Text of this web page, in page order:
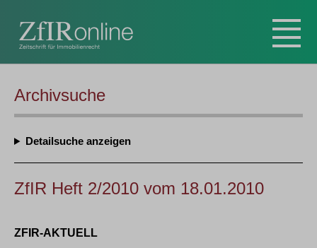
Archivsuche
Detailsuche
ZfIR Heft 2/2010 vom 18.01.2010
ZFIR-AKTUELL